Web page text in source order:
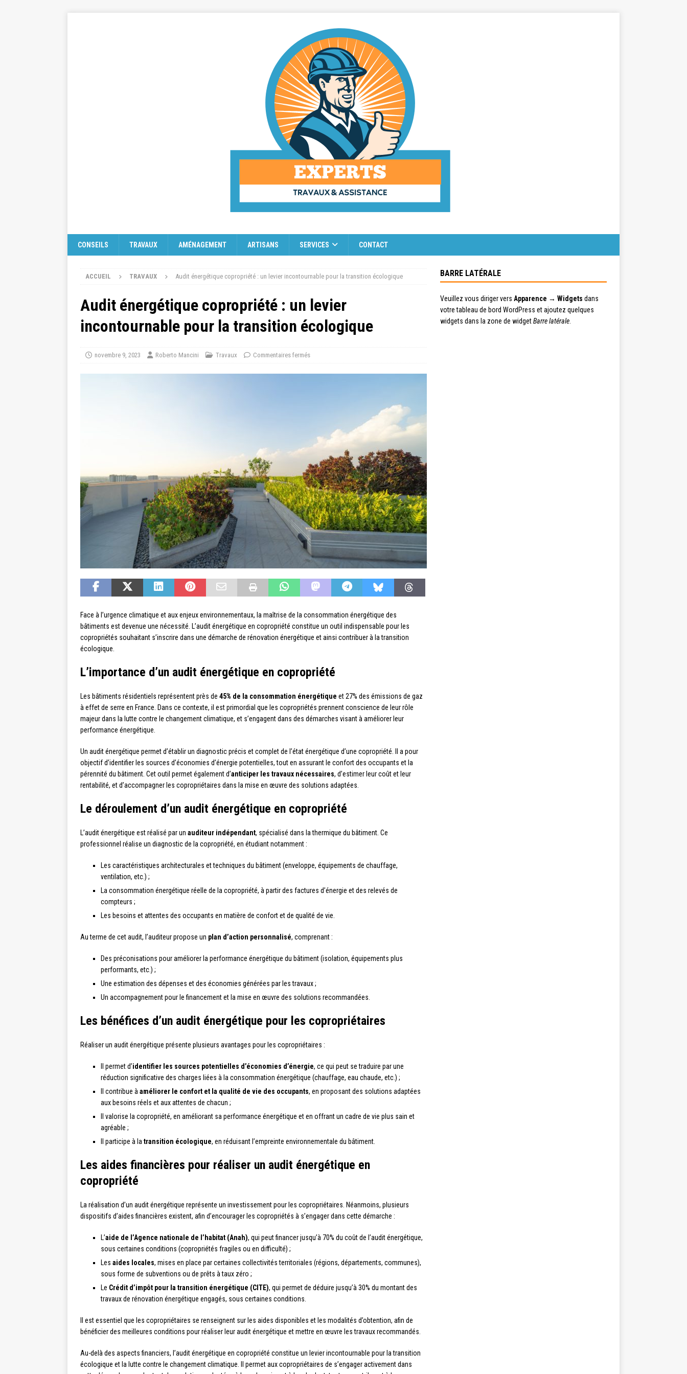
CONSEILS TRAVAUX AMÉNAGEMENT ARTISANS SERVICES CONTACT
ACCUEIL TRAVAUX Audit énergétique copropriété : un levier incontournable pour la transition écologique
Audit énergétique copropriété : un levier
incontournable pour la transition écologique
novembre 9, 2023 Roberto Mancini Travaux Commentaires fermés
Face à l’urgence climatique et aux enjeux environnementaux, la maîtrise de la consommation énergétique des
bâtiments est devenue une nécessité. L’audit énergétique en copropriété constitue un outil indispensable pour les
copropriétés souhaitant s’inscrire dans une démarche de rénovation énergétique et ainsi contribuer à la transition
écologique.
L’importance d’un audit énergétique en copropriété
Les bâtiments résidentiels représentent près de 45% de la consommation énergétique et 27% des émissions de gaz
à effet de serre en France. Dans ce contexte, il est primordial que les copropriétés prennent conscience de leur rôle
majeur dans la lutte contre le changement climatique, et s’engagent dans des démarches visant à améliorer leur
performance énergétique.
Un audit énergétique permet d’établir un diagnostic précis et complet de l’état énergétique d’une copropriété. Il a pour
objectif d’identifier les sources d’économies d’énergie potentielles, tout en assurant le confort des occupants et la
pérennité du bâtiment. Cet outil permet également d’anticiper les travaux nécessaires, d’estimer leur coût et leur
rentabilité, et d’accompagner les copropriétaires dans la mise en œuvre des solutions adaptées.
Le déroulement d’un audit énergétique en copropriété
L’audit énergétique est réalisé par un auditeur indépendant, spécialisé dans la thermique du bâtiment. Ce
professionnel réalise un diagnostic de la copropriété, en étudiant notamment :
Les caractéristiques architecturales et techniques du bâtiment (enveloppe, équipements de chauffage,
ventilation, etc.) ;
La consommation énergétique réelle de la copropriété, à partir des factures d’énergie et des relevés de
compteurs ;
Les besoins et attentes des occupants en matière de confort et de qualité de vie.
Au terme de cet audit, l’auditeur propose un plan d’action personnalisé, comprenant :
Des préconisations pour améliorer la performance énergétique du bâtiment (isolation, équipements plus
performants, etc.) ;
Une estimation des dépenses et des économies générées par les travaux ;
Un accompagnement pour le financement et la mise en œuvre des solutions recommandées.
Les bénéfices d’un audit énergétique pour les copropriétaires
Réaliser un audit énergétique présente plusieurs avantages pour les copropriétaires :
Il permet d’identifier les sources potentielles d’économies d’énergie, ce qui peut se traduire par une
réduction significative des charges liées à la consommation énergétique (chauffage, eau chaude, etc.) ;
Il contribue à améliorer le confort et la qualité de vie des occupants, en proposant des solutions adaptées
aux besoins réels et aux attentes de chacun ;
Il valorise la copropriété, en améliorant sa performance énergétique et en offrant un cadre de vie plus sain et
agréable ;
Il participe à la transition écologique, en réduisant l’empreinte environnementale du bâtiment.
Les aides financières pour réaliser un audit énergétique en
copropriété
La réalisation d’un audit énergétique représente un investissement pour les copropriétaires. Néanmoins, plusieurs
dispositifs d’aides financières existent, afin d’encourager les copropriétés à s’engager dans cette démarche :
L’aide de l’Agence nationale de l’habitat (Anah), qui peut financer jusqu’à 70% du coût de l’audit énergétique,
sous certaines conditions (copropriétés fragiles ou en difficulté) ;
Les aides locales, mises en place par certaines collectivités territoriales (régions, départements, communes),
sous forme de subventions ou de prêts à taux zéro ;
Le Crédit d’impôt pour la transition énergétique (CITE), qui permet de déduire jusqu’à 30% du montant des
travaux de rénovation énergétique engagés, sous certaines conditions.
Il est essentiel que les copropriétaires se renseignent sur les aides disponibles et les modalités d’obtention, afin de
bénéficier des meilleures conditions pour réaliser leur audit énergétique et mettre en œuvre les travaux recommandés.
Au-delà des aspects financiers, l’audit énergétique en copropriété constitue un levier incontournable pour la transition
écologique et la lutte contre le changement climatique. Il permet aux copropriétaires de s’engager activement dans
BARRE LATÉRALE
Veuillez vous diriger vers Apparence → Widgets dans
votre tableau de bord WordPress et ajoutez quelques
widgets dans la zone de widgetBarre latérale.